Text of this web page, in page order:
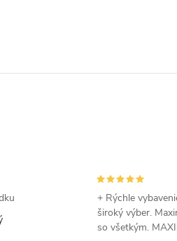
+ Rýchle
široký výber.
so všetkým.